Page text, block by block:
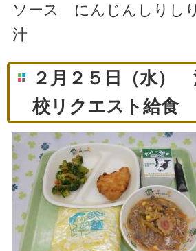
ソース にんじんしりし
汁
２月２５日（水）
校リクエスト給食